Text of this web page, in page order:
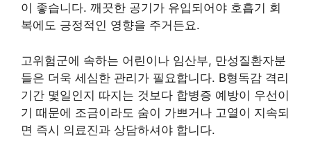
이 좋습니다. 깨끗한 공기가 유입되어야 호흡기 회
복에도 긍정적인 영향을 주거든요.
고위험군에 속하는 어린이나 임산부, 만성질환자분
들은 더욱 세심한 관리가 필요합니다. B형독감 격리
기간 몇일인지 따지는 것보다 합병증 예방이 우선이
기 때문에 조금이라도 숨이 가쁘거나 고열이 지속되
면 즉시 의료진과 상담하셔야 합니다.